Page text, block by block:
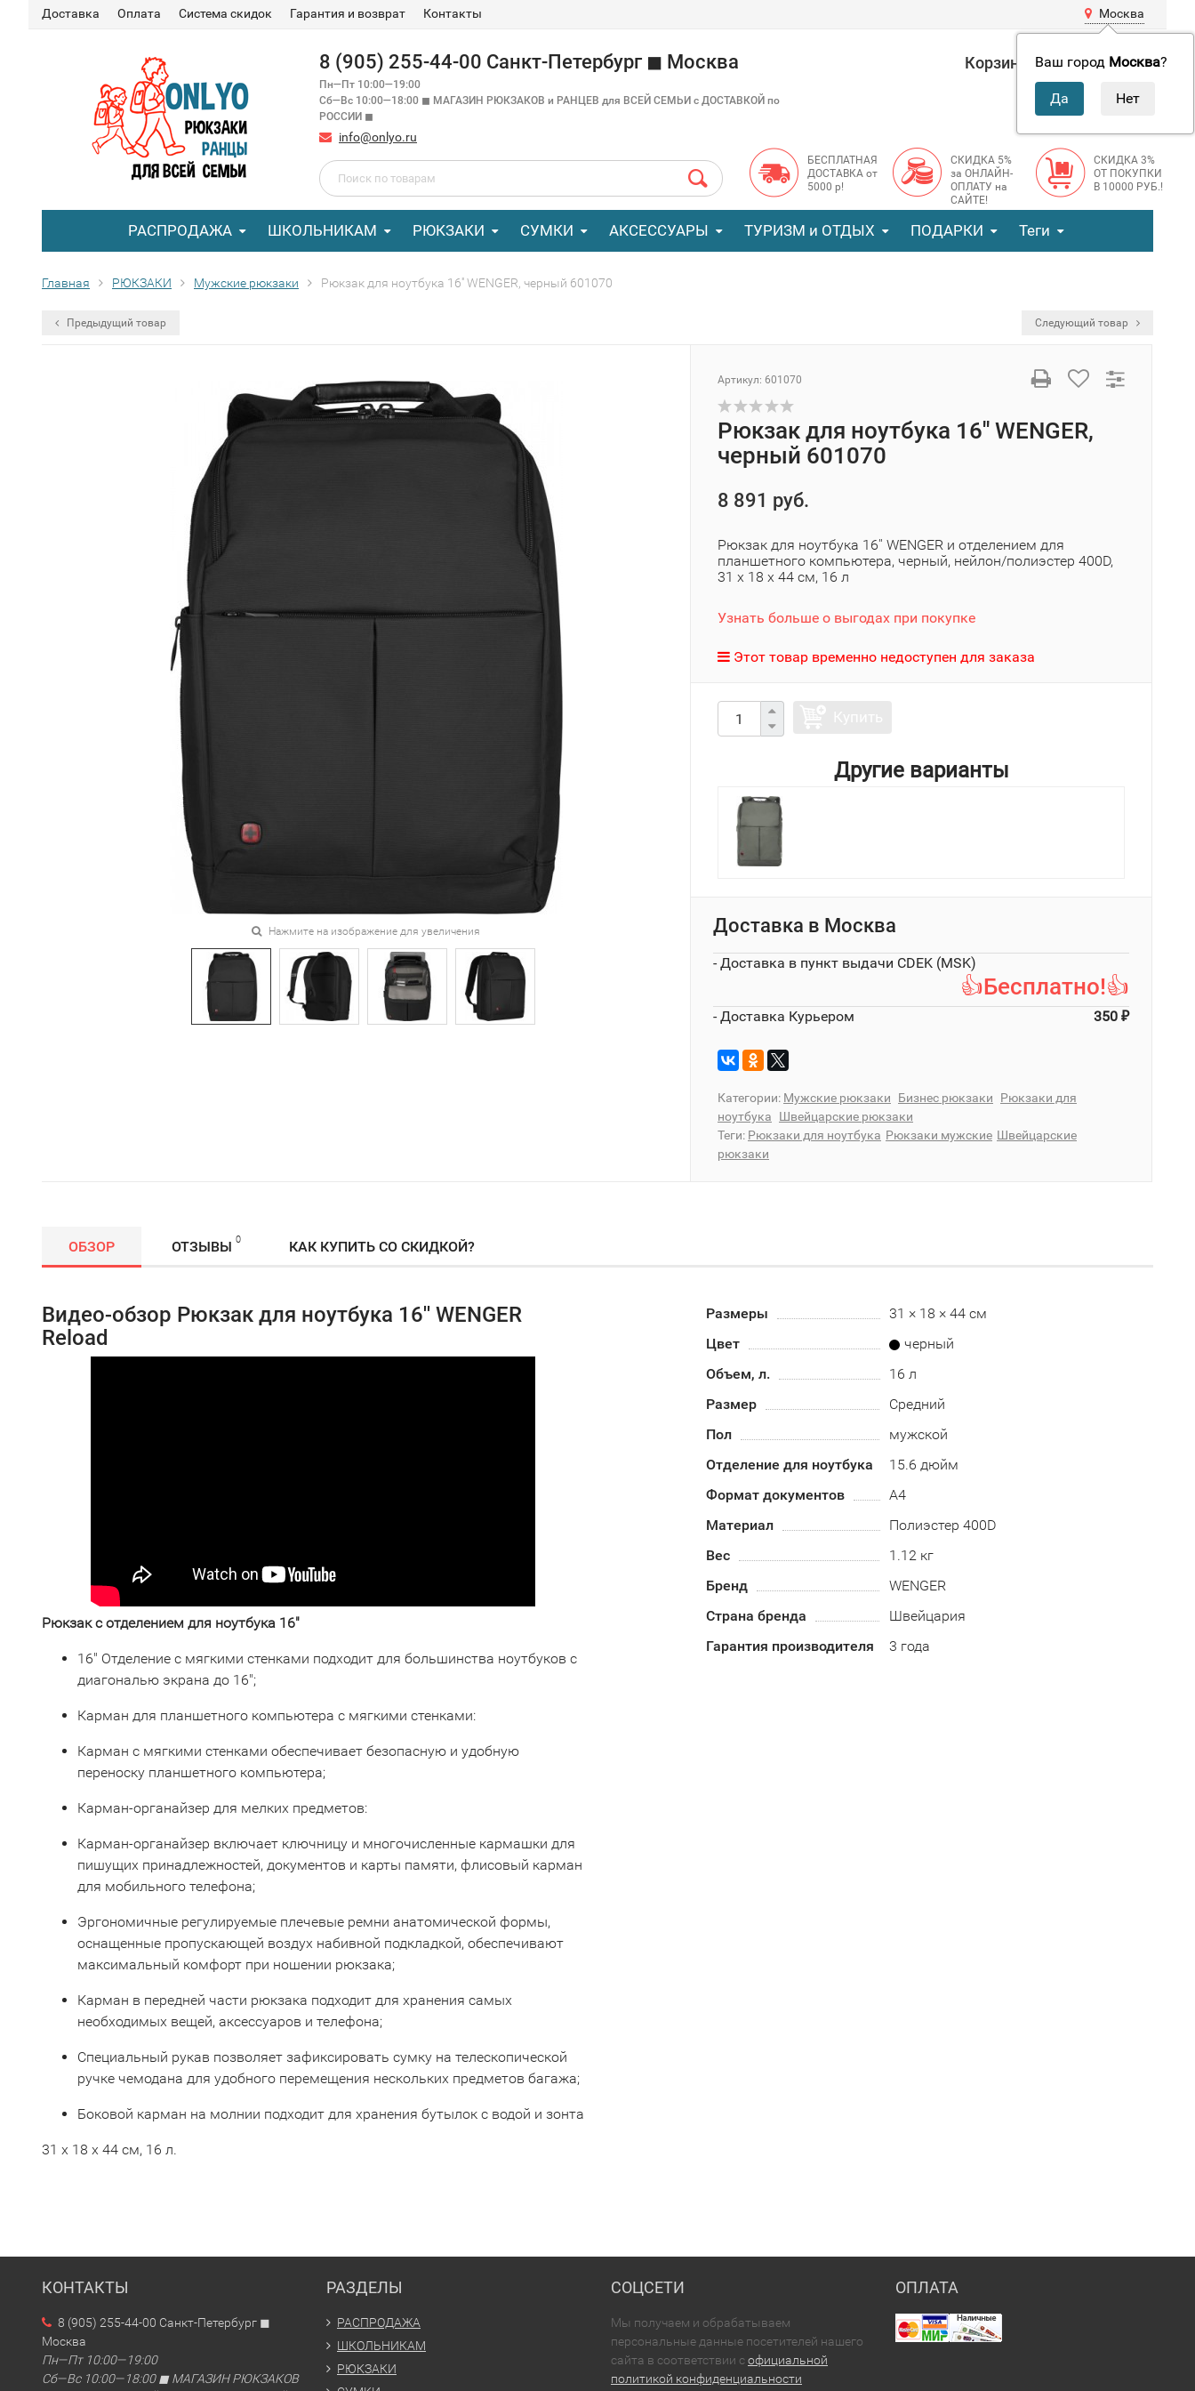
Доставка Оплата Система скидок Гарантия и возврат Контакты Москва
Ваш город Москва?
8 (905) 255-44-00 Санкт-Петербург ◼ Москва
Пн—Пт 10:00—19:00
Сб—Вс 10:00—18:00 ◼ МАГАЗИН РЮКЗАКОВ и РАНЦЕВ для ВСЕЙ СЕМЬИ с ДОСТАВКОЙ по
РОССИИ ◼
info@onlyo.ru
Корзина 0 0 руб.
БЕСПЛАТНАЯ
ДОСТАВКА от
5000 р!
СКИДКА 5%
за ОНЛАЙН-
ОПЛАТУ на
САЙТЕ!
СКИДКА 3%
ОТ ПОКУПКИ
В 10000 РУБ.!
РАСПРОДАЖА ШКОЛЬНИКАМ РЮКЗАКИ СУМКИ АКСЕССУАРЫ ТУРИЗМ и ОТДЫХ ПОДАРКИ Теги
Главная РЮКЗАКИ Мужские рюкзаки Рюкзак для ноутбука 16'' WENGER, черный 601070
Предыдущий товар Следующий товар
Нажмите на изображение для увеличения
Артикул: 601070
Рюкзак для ноутбука 16'' WENGER,
черный 601070
8 891 руб.
Рюкзак для ноутбука 16'' WENGER и отделением для
планшетного компьютера, черный, нейлон/полиэстер 400D,
31 x 18 x 44 см, 16 л
Узнать больше о выгодах при покупке
Этот товар временно недоступен для заказа
Другие варианты
Доставка в Москва
- Доставка в пункт выдачи CDEK (MSK)
👍Бесплатно!👍
- Доставка Курьером 350 ₽
Категории: Мужские рюкзаки Бизнес рюкзаки
Рюкзаки для
ноутбука
Швейцарские рюкзаки
Теги: Рюкзаки для ноутбука Рюкзаки мужские Швейцарские
рюкзаки
ОБЗОР ОТЗЫВЫ 0 КАК КУПИТЬ СО СКИДКОЙ?
Видео-обзор Рюкзак для ноутбука 16'' WENGER
Reload
Рюкзак с отделением для ноутбука 16"
16" Отделение с мягкими стенками подходит для большинства ноутбуков с
диагональю экрана до 16";
Карман для планшетного компьютера с мягкими стенками:
Карман с мягкими стенками обеспечивает безопасную и удобную
переноску планшетного компьютера;
Карман-органайзер для мелких предметов:
Карман-органайзер включает ключницу и многочисленные кармашки для
пишущих принадлежностей, документов и карты памяти, флисовый карман
для мобильного телефона;
Эргономичные регулируемые плечевые ремни анатомической формы,
оснащенные пропускающей воздух набивной подкладкой, обеспечивают
максимальный комфорт при ношении рюкзака;
Карман в передней части рюкзака подходит для хранения самых
необходимых вещей, аксессуаров и телефона;
Специальный рукав позволяет зафиксировать сумку на телескопической
ручке чемодана для удобного перемещения нескольких предметов багажа;
Боковой карман на молнии подходит для хранения бутылок с водой и зонта
31 x 18 x 44 см, 16 л.
Размеры
31 × 18 × 44 см
Цвет
черный
Объем, л.
16 л
Размер
Средний
Пол
мужской
Отделение для ноутбука
15.6 дюйм
Формат документов
А4
Материал
Полиэстер 400D
Вес
1.12 кг
Бренд
WENGER
Страна бренда
Швейцария
Гарантия производителя
3 года
КОНТАКТЫ
8 (905) 255-44-00 Санкт-Петербург ◼
Москва
Пн—Пт 10:00—19:00
Сб—Вс 10:00—18:00 ◼ МАГАЗИН РЮКЗАКОВ
РАЗДЕЛЫ
РАСПРОДАЖА
ШКОЛЬНИКАМ
РЮКЗАКИ
СОЦСЕТИ
Мы получаем и обрабатываем
персональные данные посетителей нашего
сайта в соответствии софициальной
политикой конфиденциальности
ОПЛАТА